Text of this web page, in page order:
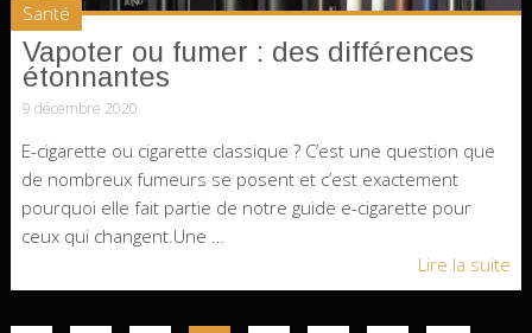
Santé
Vapoter ou fumer : des différences
étonnantes
9 décembre 2020
E-cigarette ou cigarette classique ? C’est une question que
de nombreux fumeurs se posent et c’est exactement
pourquoi elle fait partie de notre guide e-cigarette pour
ceux qui changent.Une …
Lire la suite